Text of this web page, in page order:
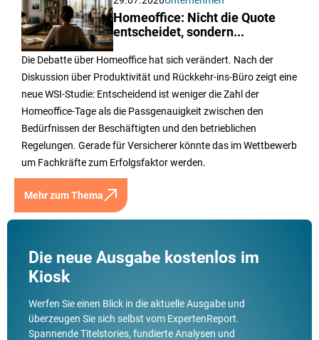
Homeoffice: Nicht die Quote
entscheidet, sondern...
Die Debatte über Homeoffice hat sich verändert. Nach der
Diskussion über Produktivität und Rückkehr-ins-Büro zeigt eine
neue WSI-Studie: Entscheidend ist weniger die Zahl der
Homeoffice-Tage als die Passgenauigkeit zwischen den
Bedürfnissen der Beschäftigten und den betrieblichen
Regelungen. Gerade für Versicherer könnte das im Wettbewerb
um Fachkräfte zum Erfolgsfaktor werden.
Mehr zum Thema
Die neue Ausgabe kostenlos im
Kiosk
Werfen Sie einen Blick in die aktuelle Ausgabe und
überzeugen Sie sich selbst vom ExpertenReport.
Spannende Titelstories, fundierte Analysen und